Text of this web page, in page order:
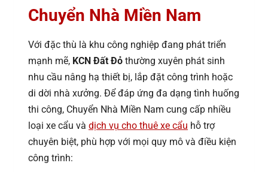
Chuyển Nhà Miền Nam
Với đặc thù là khu công nghiệp đang phát triển
mạnh mẽ, KCN Đất Đỏ thường xuyên phát sinh
nhu cầu nâng hạ thiết bị, lắp đặt công trình hoặc
di dời nhà xưởng. Để đáp ứng đa dạng tình huống
thi công, Chuyển Nhà Miền Nam cung cấp nhiều
loại xe cẩu và dịch vụ cho thuê xe cẩu hỗ trợ
chuyên biệt, phù hợp với mọi quy mô và điều kiện
công trình: